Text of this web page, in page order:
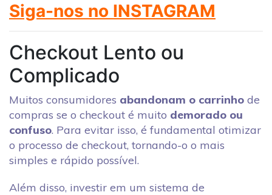
Siga-nos no INSTAGRAM
Checkout Lento ou
Complicado
Muitos consumidores abandonam o carrinho de
compras se o checkout é muito demorado ou
confuso. Para evitar isso, é fundamental otimizar
o processo de checkout, tornando-o o mais
simples e rápido possível.
Além disso, investir em um sistema de